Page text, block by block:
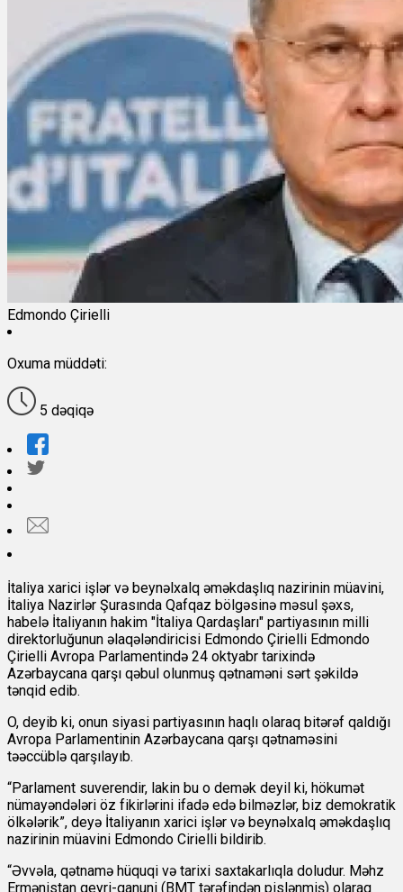
Edmondo Çirielli
Oxuma müddəti:
5 dəqiqə
İtaliya xarici işlər və beynəlxalq əməkdaşlıq nazirinin müavini,
İtaliya Nazirlər Şurasında Qafqaz bölgəsinə məsul şəxs,
habelə İtaliyanın hakim "İtaliya Qardaşları" partiyasının milli
direktorluğunun əlaqələndiricisi Edmondo Çirielli Edmondo
Çirielli Avropa Parlamentində 24 oktyabr tarixində
Azərbaycana qarşı qəbul olunmuş qətnaməni sərt şəkildə
tənqid edib.
O, deyib ki, onun siyasi partiyasının haqlı olaraq bitərəf qaldığı
Avropa Parlamentinin Azərbaycana qarşı qətnaməsini
təəccüblə qarşılayıb.
“Parlament suverendir, lakin bu o demək deyil ki, hökumət
nümayəndələri öz fikirlərini ifadə edə bilməzlər, biz demokratik
ölkələrik”, deyə İtaliyanın xarici işlər və beynəlxalq əməkdaşlıq
nazirinin müavini Edmondo Cirielli bildirib.
“Əvvəla, qətnamə hüquqi və tarixi saxtakarlıqla doludur. Məhz
Ermənistan qeyri-qanuni (BMT tərəfindən pislənmiş) olaraq